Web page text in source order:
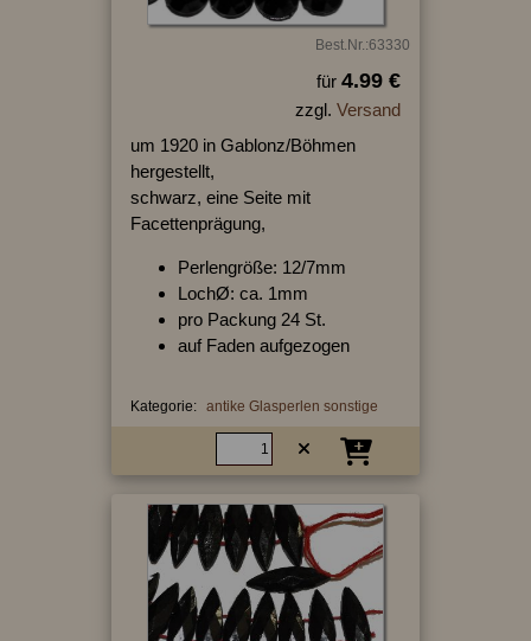
Best.Nr.:63330
für 4.99 €
zzgl. Versand
um 1920 in Gablonz/Böhmen
hergestellt,
schwarz, eine Seite mit
Facettenprägung,
Perlengröße: 12/7mm
LochØ: ca. 1mm
pro Packung 24 St.
auf Faden aufgezogen
Kategorie: antike Glasperlen sonstige